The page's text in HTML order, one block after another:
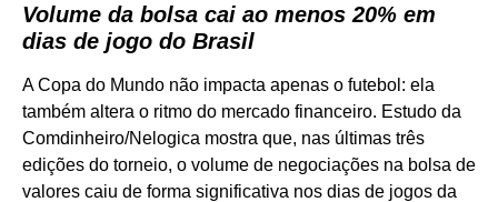
Volume da bolsa cai ao menos 20% em
dias de jogo do Brasil
A Copa do Mundo não impacta apenas o futebol: ela
também altera o ritmo do mercado financeiro. Estudo da
Comdinheiro/Nelogica mostra que, nas últimas três
edições do torneio, o volume de negociações na bolsa de
valores caiu de forma significativa nos dias de jogos da